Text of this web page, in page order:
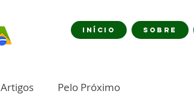
INÍCIO SOBRE
Artigos Pelo Próximo